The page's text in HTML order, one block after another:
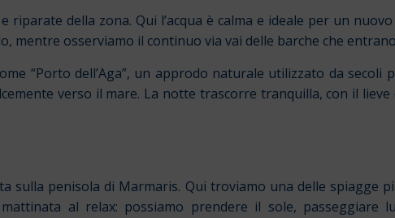
della zona. Qui l’acqua è calma e ideale per un
osserviamo il continuo via vai delle barche che
“Porto dell’Aga”, un approdo naturale utilizzato da secoli
verso il mare. La notte trascorre tranquilla, con il
sulla penisola di Marmaris. Qui troviamo una delle spiagge
al relax: possiamo prendere il sole, passeggiare